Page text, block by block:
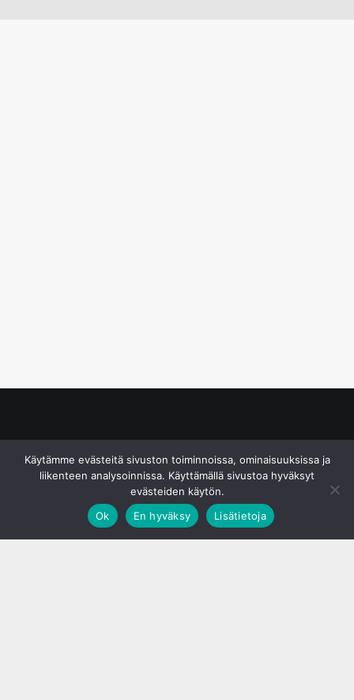
Käytämme evästeitä sivuston toiminnoissa, ominaisuuksissa ja
liikenteen analysoinnissa. Käyttämällä sivustoa hyväksyt
evästeiden käytön.
Ok
En hyväksy Lisätietoja